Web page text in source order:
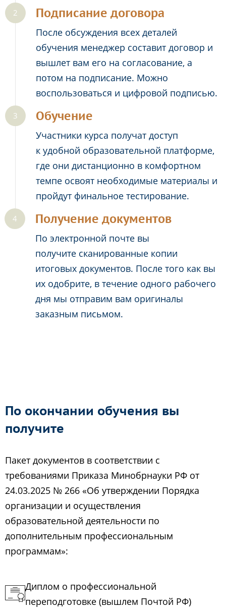
Подписание договора
После обсуждения всех деталей
обучения менеджер составит договор и
вышлет вам его на согласование, а
потом на подписание. Можно
воспользоваться и цифровой подписью.
Обучение
Участники курса получат доступ
к удобной образовательной платформе,
где они дистанционно в комфортном
темпе освоят необходимые материалы и
пройдут финальное тестирование.
Получение документов
По электронной почте вы
получите сканированные копии
итоговых документов. После того как вы
их одобрите, в течение одного рабочего
дня мы отправим вам оригиналы
заказным письмом.
По окончании обучения вы
получите
Пакет документов в соответствии с
требованиями Приказа Минобрнауки РФ от
24.03.2025 № 266 «Об утверждении Порядка
организации и осуществления
образовательной деятельности по
дополнительным профессиональным
программам»:
Диплом о профессиональной
переподготовке (вышлем Почтой РФ)